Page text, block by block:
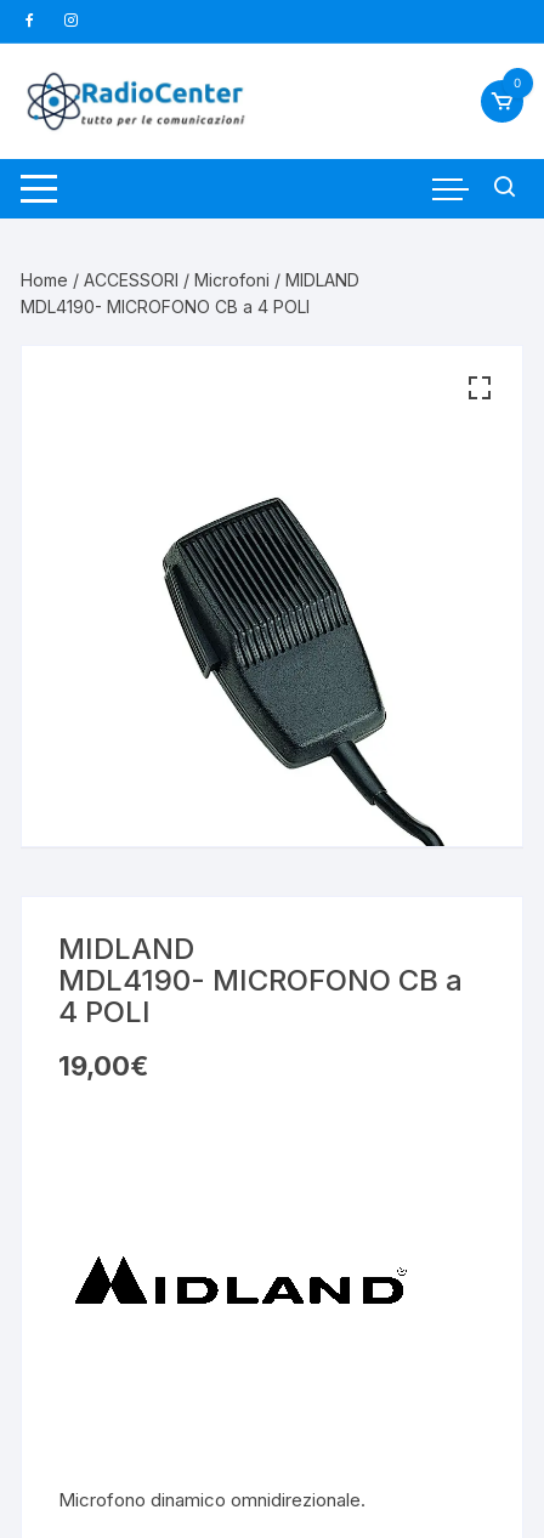
al
contenuto
0
Home /ACCESSORI /Microfoni / MIDLAND
MDL4190- MICROFONO CB a 4 POLI
MIDLAND
MDL4190- MICROFONO CB a
4 POLI
19,00€
Microfono dinamico omnidirezionale.